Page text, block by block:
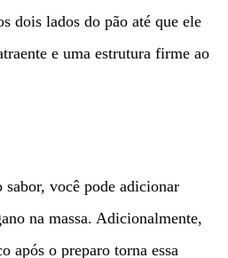
dois lados do pão até que ele
e uma estrutura firme ao
você pode adicionar
na massa. Adicionalmente,
após o preparo torna essa